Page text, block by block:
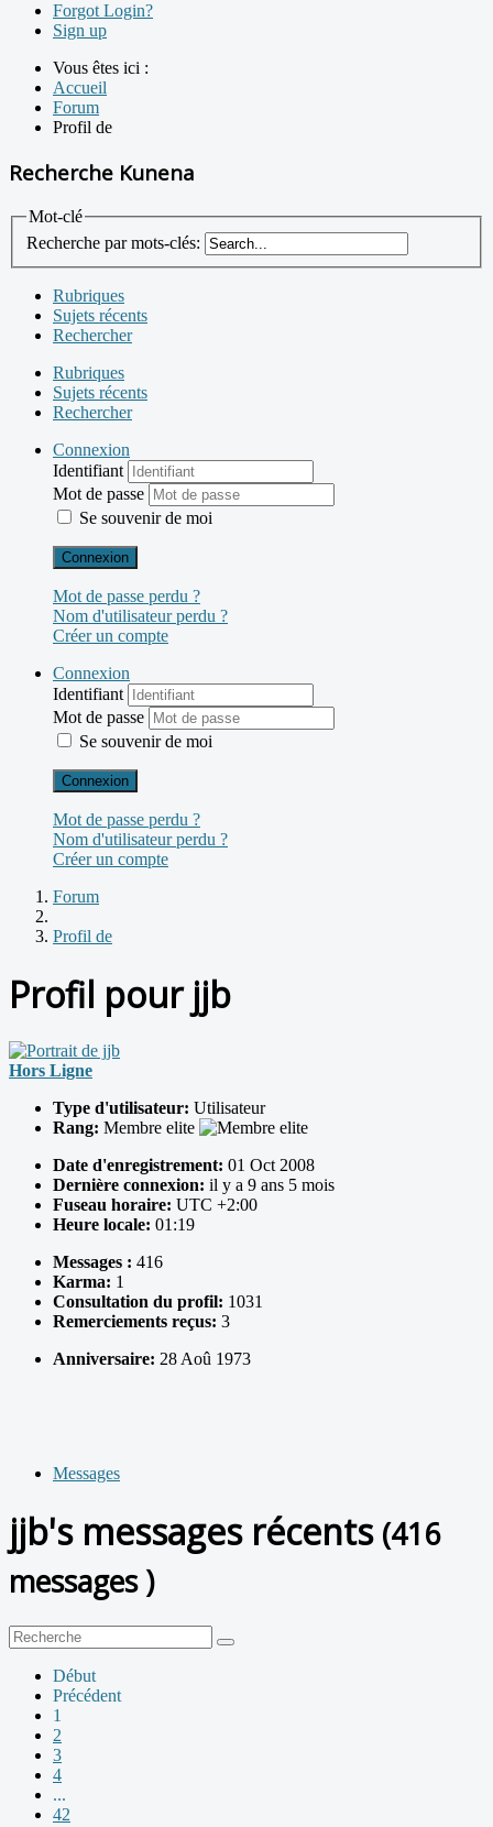
Forgot Login?
Sign up
Vous êtes ici :
Accueil
Forum
Profil de
Recherche Kunena
Mot-clé
Recherche par mots-clés:
Rubriques
Sujets récents
Rechercher
Rubriques
Sujets récents
Rechercher
Connexion
Identifiant
Mot de passe
Se souvenir de moi
Connexion
Mot de passe perdu ?
Nom d'utilisateur perdu ?
Créer un compte
Connexion
Identifiant
Mot de passe
Se souvenir de moi
Connexion
Mot de passe perdu ?
Nom d'utilisateur perdu ?
Créer un compte
Forum
Profil de
Profil pour jjb
Hors Ligne
Type d'utilisateur: Utilisateur
Rang: Membre elite
Date d'enregistrement: 01 Oct 2008
Dernière connexion: il y a 9 ans 5 mois
Fuseau horaire: UTC +2:00
Heure locale: 01:19
Messages : 416
Karma: 1
Consultation du profil: 1031
Remerciements reçus: 3
Anniversaire: 28 Aoû 1973
Messages
jjb's messages récents (416
messages )
Début
Précédent
1
2
3
4
...
42